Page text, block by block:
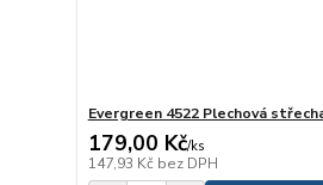
Evergreen 4522 Plechová
179,00 Kč/ks
147,93 Kč bez DPH